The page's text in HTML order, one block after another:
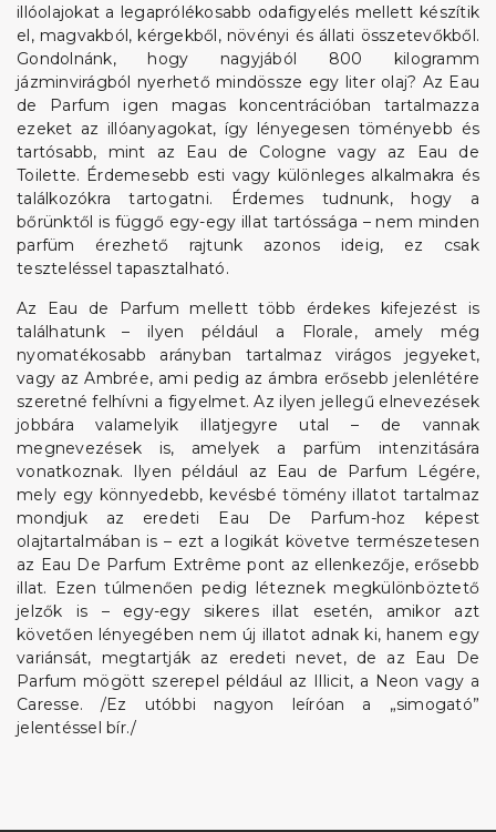
illóolajokat a legaprólékosabb odafigyelés mellett készítik
el, magvakból, kérgekből, növényi és állati összetevőkből.
Gondolnánk, hogy nagyjából 800 kilogramm
jázminvirágból nyerhető mindössze egy liter olaj? Az Eau
de Parfum igen magas koncentrációban tartalmazza
ezeket az illóanyagokat, így lényegesen töményebb és
tartósabb, mint az Eau de Cologne vagy az Eau de
Toilette. Érdemesebb esti vagy különleges alkalmakra és
találkozókra tartogatni. Érdemes tudnunk, hogy a
bőrünktől is függő egy-egy illat tartóssága – nem minden
parfüm érezhető rajtunk azonos ideig, ez csak
teszteléssel tapasztalható.
Az Eau de Parfum mellett több érdekes kifejezést is
találhatunk – ilyen például a Florale, amely még
nyomatékosabb arányban tartalmaz virágos jegyeket,
vagy az Ambrée, ami pedig az ámbra erősebb jelenlétére
szeretné felhívni a figyelmet. Az ilyen jellegű elnevezések
jobbára valamelyik illatjegyre utal – de vannak
megnevezések is, amelyek a parfüm intenzitására
vonatkoznak. Ilyen például az Eau de Parfum Légére,
mely egy könnyedebb, kevésbé tömény illatot tartalmaz
mondjuk az eredeti Eau De Parfum-hoz képest
olajtartalmában is – ezt a logikát követve természetesen
az Eau De Parfum Extrême pont az ellenkezője, erősebb
illat. Ezen túlmenően pedig léteznek megkülönböztető
jelzők is – egy-egy sikeres illat esetén, amikor azt
követően lényegében nem új illatot adnak ki, hanem egy
variánsát, megtartják az eredeti nevet, de az Eau De
Parfum mögött szerepel például az Illicit, a Neon vagy a
Caresse. /Ez utóbbi nagyon leíróan a „simogató”
jelentéssel bír./